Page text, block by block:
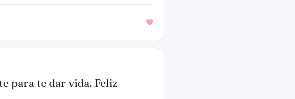
para te dar vida. Feliz